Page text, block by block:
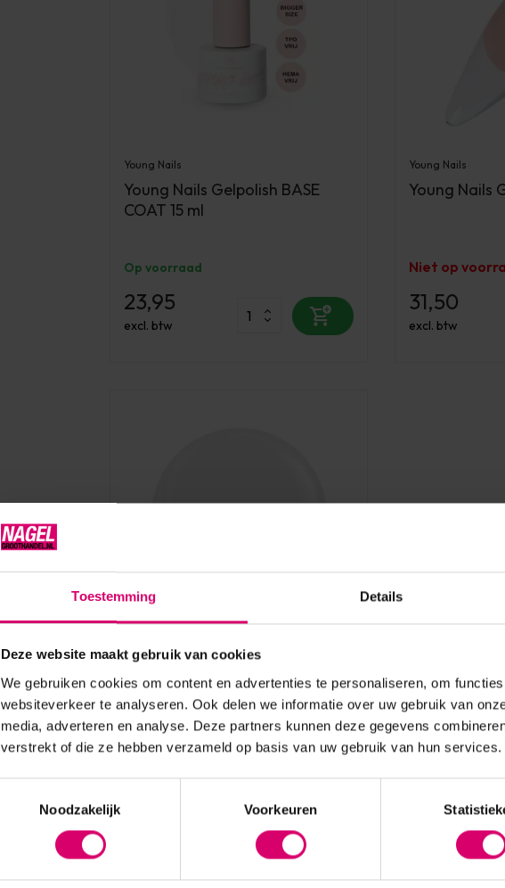
Toestemming Details
Deze website maakt gebruik van cookies
We gebruiken cookies om content en advertenties te personaliseren, om
websiteverkeer te analyseren. Ook delen we informatie over uw gebruik van
media, adverteren en analyse. Deze partners kunnen deze gegevens
verstrekt of die ze hebben verzameld op basis van uw gebruik van hun services.
Noodzakelijk
Voorkeuren
Young Nails
Young Nails Gelpolish BASE
COAT 15 ml
Op voorraad
23,95
excl. btw
Young Nails
Young Nails
Niet op
31,50
excl. btw
Young Nails BASE Gel *niet
leverbaar*
Niet op voorraad
31,50
excl. btw